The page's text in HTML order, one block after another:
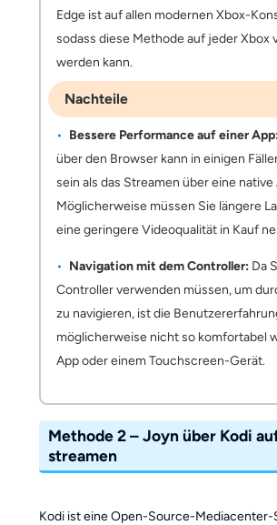
Edge ist auf allen modernen Xbox-
sodass diese Methode auf jeder Xbox
werden kann.
Nachteile
Bessere Performance auf einer
über den Browser kann in einigen
sein als das Streamen über eine native
Möglicherweise müssen Sie längere
eine geringere Videoqualität in Kauf
Navigation mit dem Controller: Da
Controller verwenden müssen, um
zu navigieren, ist die
möglicherweise nicht so komfortabel
App oder einem Touchscreen-Gerät.
Methode 2 – Joyn über Kodi
streamen
Kodi ist eine Open-Source-Mediacenter-